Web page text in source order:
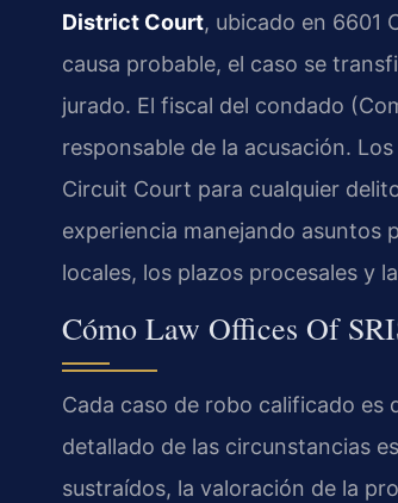
District Court, ubicado en 6601
causa probable, el caso se
jurado. El fiscal del condado
responsable de la acusación.
Circuit Court para cualquier
experiencia manejando asuntos
locales, los plazos procesales y
Cómo Law Offices Of
Cada caso de robo calificado es
detallado de las circunstancias
sustraídos, la valoración de la